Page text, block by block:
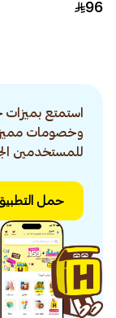
96
استمتع
وخصومات
للمستخدمين
حمل